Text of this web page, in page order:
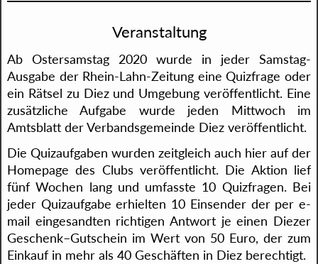
Veranstaltung
Ab Ostersamstag 2020 wurde in jeder Samstag-
Ausgabe der Rhein-Lahn-Zeitung eine Quizfrage oder
ein Rätsel zu Diez und Umgebung veröffentlicht. Eine
zusätzliche Aufgabe wurde jeden Mittwoch im
Amtsblatt der Verbandsgemeinde Diez veröffentlicht.
Die Quizaufgaben wurden zeitgleich auch hier auf der
Homepage des Clubs veröffentlicht. Die Aktion lief
fünf Wochen lang und umfasste 10 Quizfragen. Bei
jeder Quizaufgabe erhielten 10 Einsender der per e-
mail eingesandten richtigen Antwort je einen Diezer
Geschenk–Gutschein im Wert von 50 Euro, der zum
Einkauf in mehr als 40 Geschäften in Diez berechtigt.